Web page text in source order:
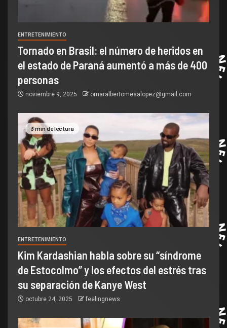
ENTRETENIMIENTO
Tornado en Brasil: el número de heridos en
el estado de Paraná aumentó a más de 400
personas
noviembre 9, 2025 omaralbertomesalopez@gmail.com
3 min de lectura
ENTRETENIMIENTO
Kim Kardashian habla sobre su “síndrome
de Estocolmo” y los efectos del estrés tras
su separación de Kanye West
octubre 24, 2025 feelingnews